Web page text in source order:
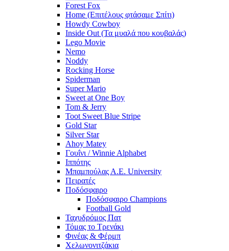
Forest Fox
Home (Επιτέλους φτάσαμε Σπίτι)
Howdy Cowboy
Inside Out (Τα μυαλά που κουβαλάς)
Lego Movie
Nemo
Noddy
Rocking Horse
Spiderman
Super Mario
Sweet at One Boy
Tom & Jerry
Toot Sweet Blue Stripe
Gold Star
Silver Star
Ahoy Matey
Γουΐνι / Winnie Alphabet
Ιππότης
Μπαμπούλας Α.Ε. University
Πειρατές
Ποδόσφαιρο
Ποδόσφαιρο Champions
Football Gold
Ταχυδρόμος Πατ
Τόμας το Τρενάκι
Φινέας & Φέρμπ
Χελωνονιτζάκια